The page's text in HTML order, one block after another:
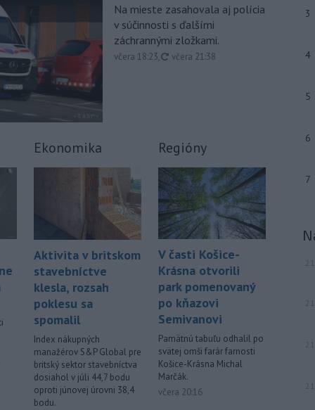
ľudí v Mníchove a zabil dvojročné
dievča a jej 37-ročnú matku.
11:29 - Severná Kórea vo štvrtok
rokovaní o vstupe do Európskej
únie chce zachovať suverénnu
kontrolu nad všetkým rybolovom.
09:52 - Väčšina Poliakov po roku vo
funkcii hodnotí pôsobenie
prezidenta Karola Nawrockého
pozitívne.
Na mieste zasahovala aj polícia
v súčinnosti s ďalšími
záchrannými zložkami.
včera 18:23, aktualizované
včera 21:38
Ekonomika
Aktivita v britskom
stavebníctve
klesla, rozsah
poklesu sa
spomalil
Index nákupných
manažérov S&P Global pre
britský sektor stavebníctva
dosiahol v júli 44,7 bodu
oproti júnovej úrovni 38,4
bodu.
Regióny
V časti Košice-
Krásna otvorili
park pomenovaný
po kňazovi
Semivanovi
Pamätnú tabuľu odhalil po
svätej omši farár farnosti
Košice-Krásna Michal
Marčák.
včera 20:16
3
4
5
6
7